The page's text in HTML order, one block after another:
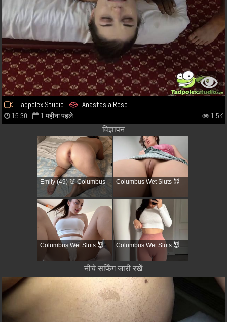
Tadpolex Studio Anastasia Rose
15:30 1 महीना पहले 1.5K
विज्ञापन
Emily (49) 🍑 Columbus Columbus Wet Sluts 😈
Columbus Wet Sluts 😈 Columbus Wet Sluts 😈
नीचे सर्फिंग जारी रखें